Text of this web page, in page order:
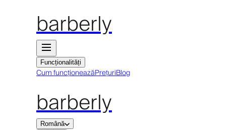
barberly
Funcționalități
Cum funcționeazăPrețuriBlog
barberly
Română